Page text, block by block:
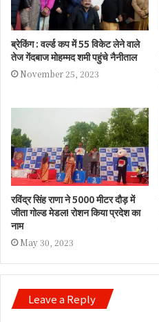
ब्रेकिंग : वर्ल्ड कप में 55 विकेट लेने वाले
तेज गेंदबाज मोहम्मद शमी पहुंचे नैनीताल
November 25, 2023
रविंद्र सिंह राणा ने 5000 मीटर दौड़ में
जीता गोल्ड मेडल! रोशन किया प्रदेश का
नाम
May 30, 2023
Leave a Reply